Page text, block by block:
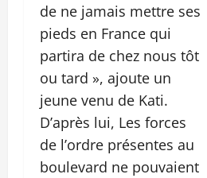
de ne jamais mettre ses
pieds en France qui
partira de chez nous tôt
ou tard », ajoute un
jeune venu de Kati.
D’après lui, Les forces
de l’ordre présentes au
boulevard ne pouvaient